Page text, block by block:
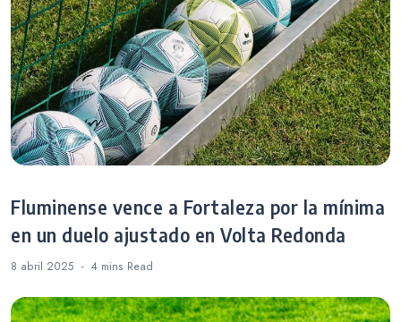
Fluminense vence a Fortaleza por la mínima
en un duelo ajustado en Volta Redonda
8 abril 2025 4 mins Read